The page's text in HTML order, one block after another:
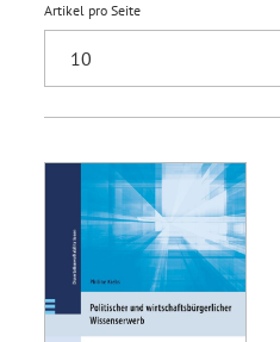
Artikel pro Seite